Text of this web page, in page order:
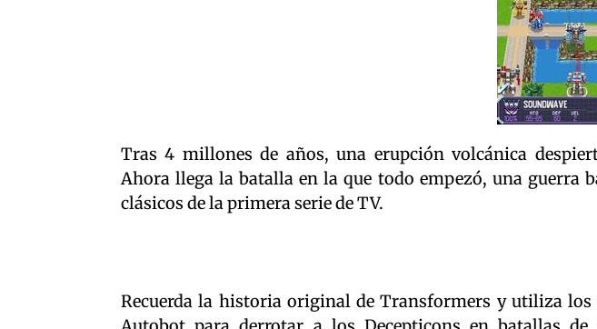
Tras 4 millones de años, una erupción volcánica
Ahora llega la batalla en la que todo empezó, una guerra
clásicos de la primera serie de TV.
Recuerda la historia original de Transformers y utiliza los